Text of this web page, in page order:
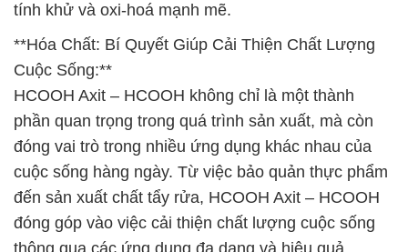
tính khử và oxi-hoá mạnh mẽ.
**Hóa Chất: Bí Quyết Giúp Cải Thiện Chất Lượng
Cuộc Sống:**
HCOOH Axit – HCOOH không chỉ là một thành
phần quan trọng trong quá trình sản xuất, mà còn
đóng vai trò trong nhiều ứng dụng khác nhau của
cuộc sống hàng ngày. Từ việc bảo quản thực phẩm
đến sản xuất chất tẩy rửa, HCOOH Axit – HCOOH
đóng góp vào việc cải thiện chất lượng cuộc sống
thông qua các ứng dụng đa dạng và hiệu quả.